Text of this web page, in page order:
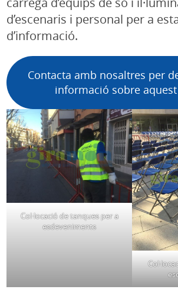
d’escenaris i personal per a
d’informació.
Contacta amb nosaltres per
informació sobre
Col·locació de tanques per a
esdeveniments